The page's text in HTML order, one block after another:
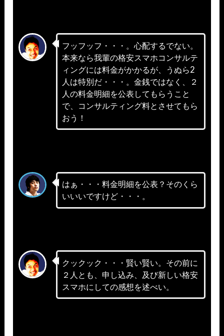
フッフッフ・・・。心配するでない。
本来なら我輩の格安スマホコンサルテ
ィングには料金がかかるが、うぬら2
人は特別だ・・・。金銭ではなく、２
人の料金明細を公表してもらうこと
で、コンサルティング料とさせてもら
おう！
はぁ・・・料金明細を公表？そのくら
いいいですけど・・・。
クックック・・・賢い賢い。その前に
２人とも、申し込み、及び新しい格安
スマホにしての感想を述べい。